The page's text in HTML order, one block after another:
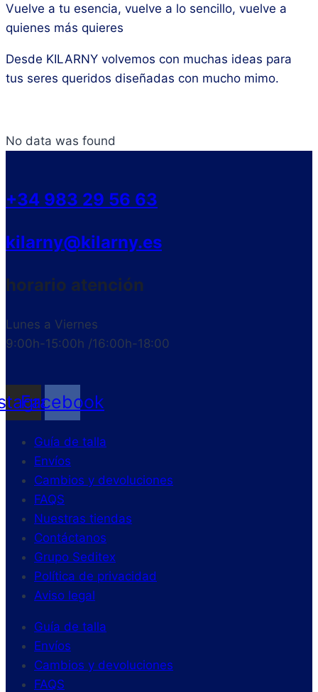
Vuelve a tu esencia, vuelve a lo sencillo, vuelve a
quienes más quieres
Desde KILARNY volvemos con muchas ideas para
tus seres queridos diseñadas con mucho mimo.
No data was found
+34 983 29 56 63
kilarny@kilarny.es
horario atención
Lunes a Viernes
9:00h-15:00h /16:00h-18:00
Facebook
Guía de talla
Envíos
Cambios y devoluciones
FAQS
Nuestras tiendas
Contáctanos
Grupo Seditex
Política de privacidad
Aviso legal
Guía de talla
Envíos
Cambios y devoluciones
FAQS